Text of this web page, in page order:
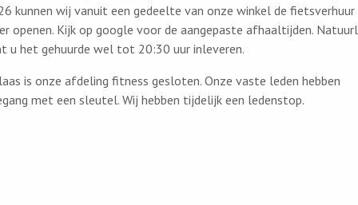
nisi ut aliquip ex ea commodo consequat.
irure dolor in reprehenderit in voluptate velit esse
eu fugiat nulla pariatur. Excepteur sint
cupidatat non proident, sunt in culpa qui officia
mollit anim id est laborum.
kunnen wij vanuit een gedeelte van onze winkel de fietsverhuur
openen. Kijk op google voor de aangepaste afhaaltijden.
u het gehuurde wel tot 20:30 uur inleveren.
is onze afdeling fitness gesloten. Onze vaste leden hebben
met een sleutel. Wij hebben tijdelijk een ledenstop.